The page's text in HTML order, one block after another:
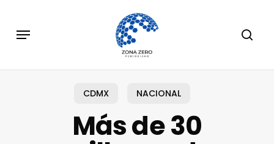
main
Menu
CDMX NACIONAL
Más de 30